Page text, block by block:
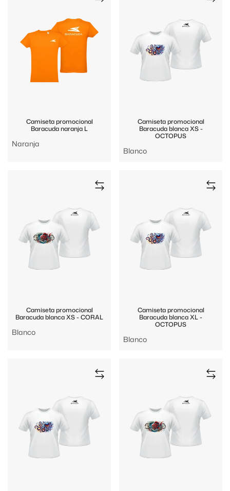
Camiseta promocional
Baracuda naranja L
Naranja
Camiseta promocional
Baracuda blanca XS -
OCTOPUS
Blanco
Camiseta promocional
Baracuda blanca XS - CORAL
Blanco
Camiseta promocional
Baracuda blanca XL -
OCTOPUS
Blanco